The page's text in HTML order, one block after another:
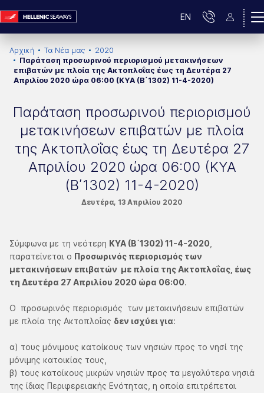
EN
Αρχική Τα Νέα μας
2020
Παράταση προσωρινού περιορισμού μετακινήσεων
επιβατών με πλοία της Ακτοπλοΐας έως τη Δευτέρα 27
Απριλίου 2020 ώρα 06:00 (ΚΥΑ (Β΄1302) 11-4-2020)
Παράταση προσωρινού περιορισμού
μετακινήσεων επιβατών με πλοία
της Ακτοπλοΐας έως τη Δευτέρα 27
Απριλίου 2020 ώρα 06:00 (ΚΥΑ
(Β΄1302) 11-4-2020)
Δευτέρα, 13 Απριλίου 2020
Σύμφωνα με τη νεότερη ΚΥΑ (Β΄1302) 11-4-2020
παρατείνεται ο Προσωρινός περιορισμός των
μετακινήσεων επιβατών με πλοία της Ακτοπλοΐας, έως
τη Δευτέρα 27 Απριλίου 2020 ώρα 06:00.
Ο προσωρινός περιορισμός των μετακινήσεων επιβατών
με πλοία της Ακτοπλοΐας δεν ισχύει για:
α) τους μόνιμους κατοίκους των νησιών προς το νησί της
μόνιμης κατοικίας τους,
β) τους κατοίκους μικρών νησιών προς τα μεγαλύτερα νησιά
της ίδιας Περιφερειακής Ενότητας, η οποία επιτρέπεται